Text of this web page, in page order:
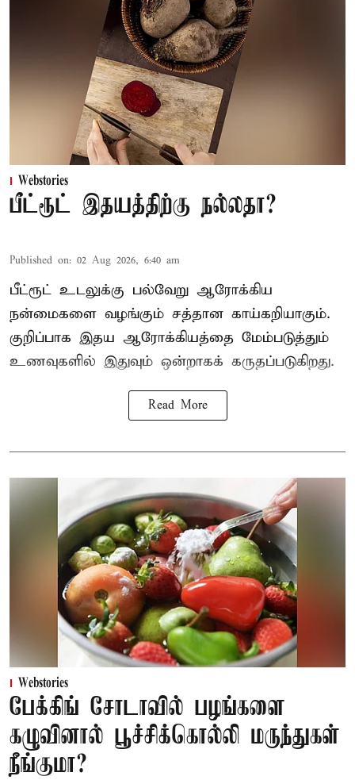
Webstories
பீட்ரூட் இதயத்திற்கு நல்லதா?
Published on: 02 Aug 2026, 6:40 am
பீட்ரூட் உடலுக்கு பல்வேறு ஆரோக்கிய
நன்மைகளை வழங்கும் சத்தான காய்கறியாகும்.
குறிப்பாக இதய ஆரோக்கியத்தை மேம்படுத்தும்
உணவுகளில் இதுவும் ஒன்றாகக் கருதப்படுகிறது.
Read More
Webstories
பேக்கிங் சோடாவில் பழங்களை
கழுவினால் பூச்சிக்கொல்லி மருந்துகள்
நீங்குமா?